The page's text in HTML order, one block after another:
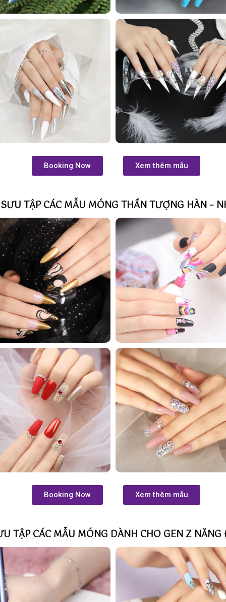
Booking Now Xem thêm mẫu
TẬP CÁC MẪU MÓNG THẦN TƯỢNG HÀN –
Booking Now Xem thêm mẫu
TẬP CÁC MẪU MÓNG DÀNH CHO GEN Z